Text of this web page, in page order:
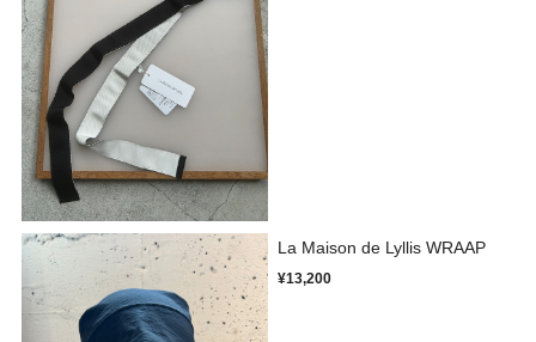
La Maison de Lyllis WRAAP
¥13,200